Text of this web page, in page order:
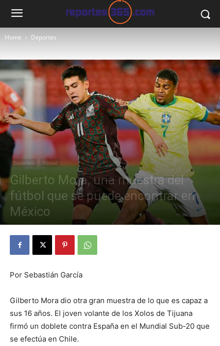
Home Deportes
Deportes Fútbol
Gilberto Mora, una muestra del
fútbol que se puede encontrar en
México
By Julio Valdez - octubre 2, 2025 34
Por Sebastián García
Gilberto Mora dio otra gran muestra de lo que es capaz a
sus 16 años. El joven volante de los Xolos de Tijuana
firmó un doblete contra España en el Mundial Sub-20 que
se efectúa en Chile.